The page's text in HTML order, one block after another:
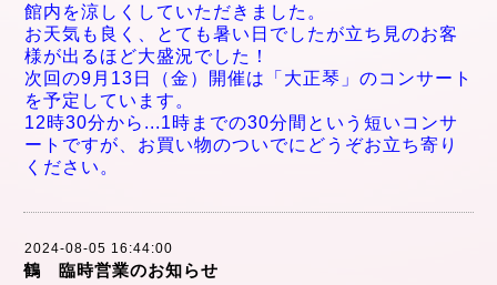
館内を涼しくしていただきました。
お天気も良く、とても暑い日でしたが立ち見のお客
様が出るほど大盛況でした！
次回の9月13 日（金）開催は「大正琴」 のコンサート
を予定しています。
12時30分から ...1時までの30分間という短いコンサ
ートですが、 お買い物のついでにどうぞお立ち寄り
ください。
2024-08-05 16:44:00
鶴 臨時営業のお知らせ